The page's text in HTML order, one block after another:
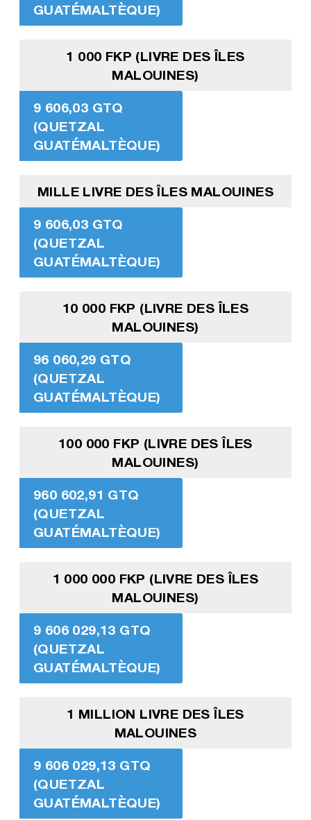
GUATÉMALTÈQUE)
1 000 FKP (LIVRE DES ÎLES
MALOUINES)
9 606,03 GTQ
(QUETZAL
GUATÉMALTÈQUE)
MILLE LIVRE DES ÎLES MALOUINES
9 606,03 GTQ
(QUETZAL
GUATÉMALTÈQUE)
10 000 FKP (LIVRE DES ÎLES
MALOUINES)
96 060,29 GTQ
(QUETZAL
GUATÉMALTÈQUE)
100 000 FKP (LIVRE DES ÎLES
MALOUINES)
960 602,91 GTQ
(QUETZAL
GUATÉMALTÈQUE)
1 000 000 FKP (LIVRE DES ÎLES
MALOUINES)
9 606 029,13 GTQ
(QUETZAL
GUATÉMALTÈQUE)
1 MILLION LIVRE DES ÎLES
MALOUINES
9 606 029,13 GTQ
(QUETZAL
GUATÉMALTÈQUE)